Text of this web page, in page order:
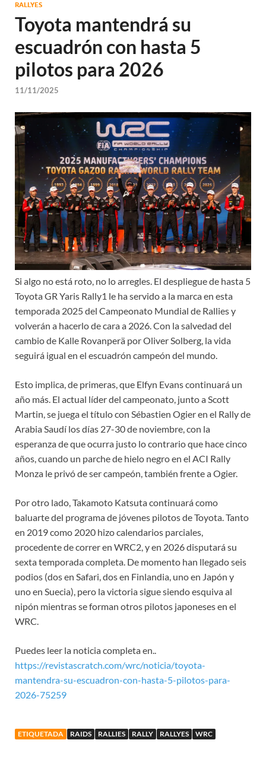
RALLYES
Toyota mantendrá su
escuadrón con hasta 5
pilotos para 2026
11/11/2025
Si algo no está roto, no lo arregles. El despliegue de hasta 5
Toyota GR Yaris Rally1 le ha servido a la marca en esta
temporada 2025 del Campeonato Mundial de Rallies y
volverán a hacerlo de cara a 2026. Con la salvedad del
cambio de Kalle Rovanperä por Oliver Solberg, la vida
seguirá igual en el escuadrón campeón del mundo.
Esto implica, de primeras, que Elfyn Evans continuará un
año más. El actual líder del campeonato, junto a Scott
Martin, se juega el título con Sébastien Ogier en el Rally de
Arabia Saudí los días 27-30 de noviembre, con la
esperanza de que ocurra justo lo contrario que hace cinco
años, cuando un parche de hielo negro en el ACI Rally
Monza le privó de ser campeón, también frente a Ogier.
Por otro lado, Takamoto Katsuta continuará como
baluarte del programa de jóvenes pilotos de Toyota. Tanto
en 2019 como 2020 hizo calendarios parciales,
procedente de correr en WRC2, y en 2026 disputará su
sexta temporada completa. De momento han llegado seis
podios (dos en Safari, dos en Finlandia, uno en Japón y
uno en Suecia), pero la victoria sigue siendo esquiva al
nipón mientras se forman otros pilotos japoneses en el
WRC.
Puedes leer la noticia completa en..
https://revistascratch.com/wrc/noticia/toyota-
mantendra-su-escuadron-con-hasta-5-pilotos-para-
2026-75259
ETIQUETADA RAIDS RALLIES RALLY RALLYES WRC